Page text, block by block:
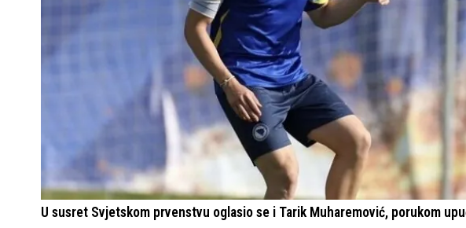
U susret Svjetskom prvenstvu oglasio se i Tarik Muharemović, porukom